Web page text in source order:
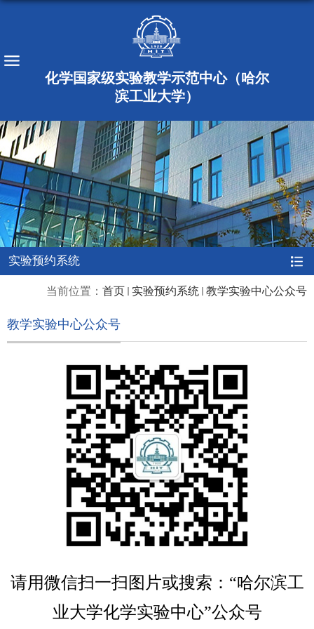
化学国家级实验教学示范中心（哈尔
滨工业大学）
实验预约系统
当前位置： 首页 实验预约系统 教学实验中心公众号
教学实验中心公众号
请用微信扫一扫图片或搜索：“哈尔滨工
业大学化学实验中心”公众号